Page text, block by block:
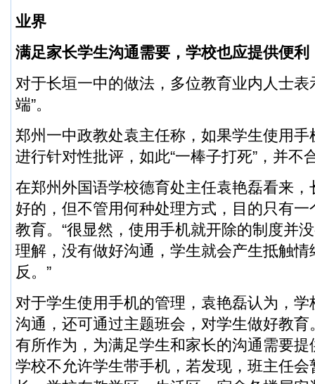
业界
满足家长学生沟通需要，学校也应提供便利
对于长垣一中的做法，多位教育业内人士表
端”。
郑州一中政教处袁主任称，如果学生使用
进行针对性批评，如此“一棒子打死”，并不
在郑州外国语学校德育处主任袁艳磊看来
好的，但不管用何种处理方式，目的只有
教育。“很显然，使用手机就开除的制度并
理解，没有做好沟通，学生就会产生抵触
反。”
对于学生使用手机的管理，袁艳磊认为，
沟通，还可通过主题班会，对学生做好教
有所作为，为满足学生和家长的沟通需要提
学校不允许学生带手机，若发现，班主任